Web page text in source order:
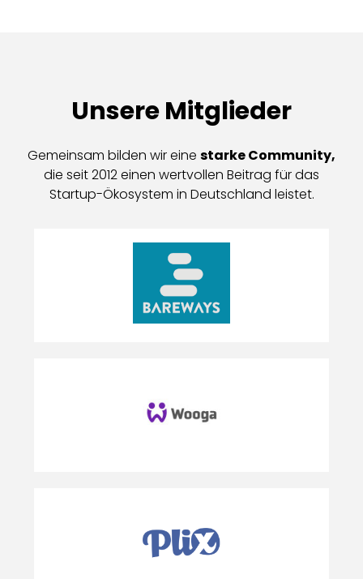
Unsere Mitglieder
Gemeinsam bilden wir eine starke Community,
die seit 2012 einen wertvollen Beitrag für das
Startup-Ökosystem in Deutschland leistet.